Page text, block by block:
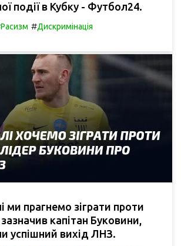
події в Кубку - Футбол24.
Расизм #Дискримінація
ми прагнемо зіграти проти
капітан Буковини,
успішний вихід ЛНЗ.